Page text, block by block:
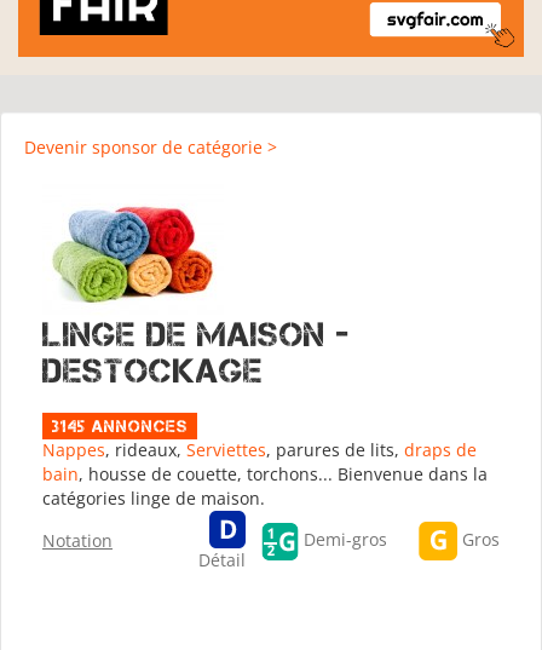
Devenir sponsor de catégorie >
Linge de maison -
Destockage
3145 Annonces
Nappes, rideaux, Serviettes, parures de lits, draps de
bain, housse de couette, torchons... Bienvenue dans la
catégories linge de maison.
Notation
Détail
Demi-gros Gros